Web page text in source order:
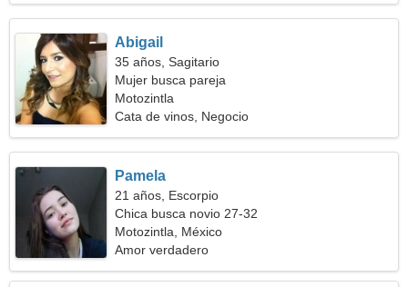
Abigail
35 años, Sagitario
Mujer busca pareja
Motozintla
Cata de vinos, Negocio
Pamela
21 años, Escorpio
Chica busca novio 27-32
Motozintla, México
Amor verdadero